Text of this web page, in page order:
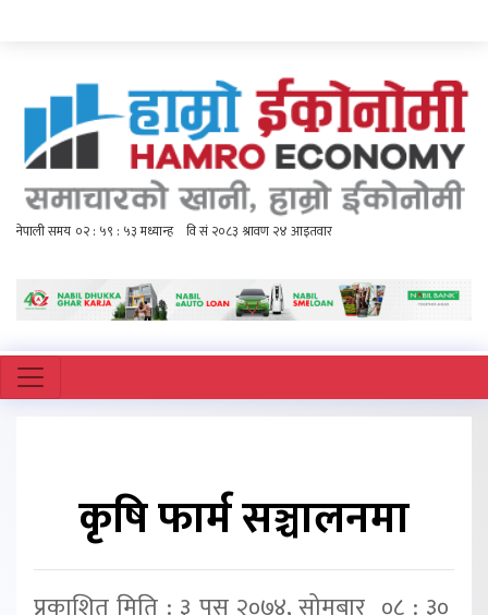
कृषि फार्म सञ्चालनमा